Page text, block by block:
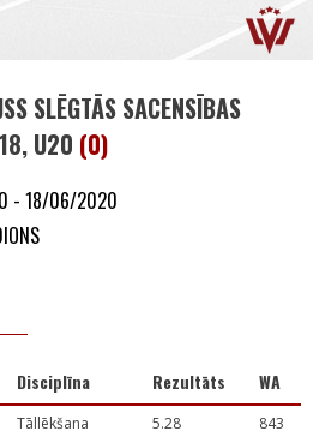
SLĒGTĀS SACENSĪBAS
U20 (0)
- 18/06/2020
Disciplīna Rezultāts WA
Tāllēkšana 5.28
843